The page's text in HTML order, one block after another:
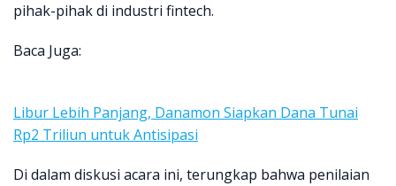
pihak-pihak di industri fintech.
Baca Juga:
Libur Lebih Panjang, Danamon Siapkan Dana Tunai
Rp2 Triliun untuk Antisipasi
Di dalam diskusi acara ini, terungkap bahwa penilaian